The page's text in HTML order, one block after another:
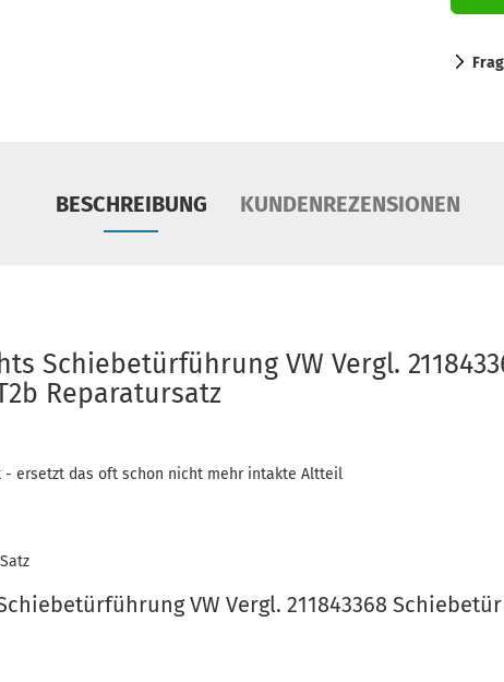
BESCHREIBUNG KUNDENREZENSIONEN
Schiebetürführung VW Vergl.
Reparatursatz
ersetzt das oft schon nicht mehr intakte Altteil
VW Vergl. 211843368 Schiebetür